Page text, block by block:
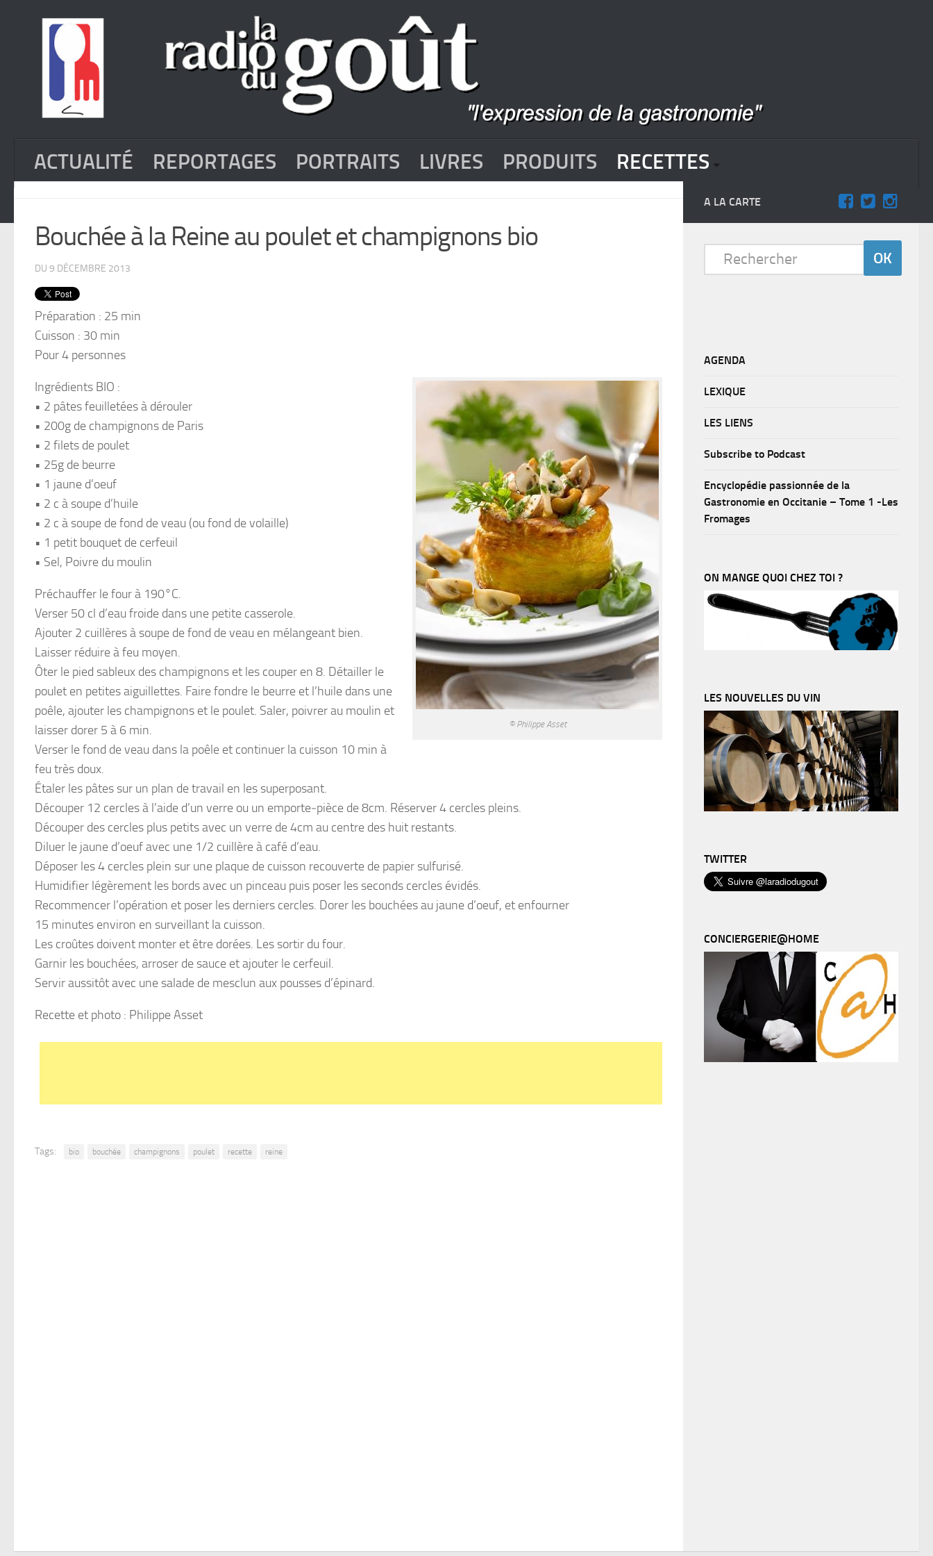
ACTUALITÉ REPORTAGES PORTRAITS LIVRES PRODUITS RECETTES
Bouchée à la Reine au poulet et champignons bio
DU 9 DÉCEMBRE 2013
Préparation : 25 min
Cuisson : 30 min
Pour 4 personnes
© Philippe Asset
Ingrédients BIO :
• 2 pâtes feuilletées à dérouler
• 200g de champignons de Paris
• 2 filets de poulet
• 25g de beurre
• 1 jaune d’oeuf
• 2 c à soupe d’huile
• 2 c à soupe de fond de veau (ou fond de volaille)
• 1 petit bouquet de cerfeuil
• Sel, Poivre du moulin
Préchauffer le four à 190°C.
Verser 50 cl d’eau froide dans une petite casserole.
Ajouter 2 cuillères à soupe de fond de veau en mélangeant bien.
Laisser réduire à feu moyen.
Ôter le pied sableux des champignons et les couper en 8. Détailler le
poulet en petites aiguillettes. Faire fondre le beurre et l’huile dans une
poêle, ajouter les champignons et le poulet. Saler, poivrer au moulin et
laisser dorer 5 à 6 min.
Verser le fond de veau dans la poêle et continuer la cuisson 10 min à
feu très doux.
Étaler les pâtes sur un plan de travail en les superposant.
Découper 12 cercles à l’aide d’un verre ou un emporte‐pièce de 8cm. Réserver 4 cercles pleins.
Découper des cercles plus petits avec un verre de 4cm au centre des huit restants.
Diluer le jaune d’oeuf avec une 1/2 cuillère à café d’eau.
Déposer les 4 cercles plein sur une plaque de cuisson recouverte de papier sulfurisé.
Humidifier légèrement les bords avec un pinceau puis poser les seconds cercles évidés.
Recommencer l’opération et poser les derniers cercles. Dorer les bouchées au jaune d’oeuf, et enfourner
15 minutes environ en surveillant la cuisson.
Les croûtes doivent monter et être dorées. Les sortir du four.
Garnir les bouchées, arroser de sauce et ajouter le cerfeuil.
Servir aussitôt avec une salade de mesclun aux pousses d’épinard.
Recette et photo : Philippe Asset
Tags: bio bouchée champignons poulet recette reine
A LA CARTE
AGENDA
LEXIQUE
LES LIENS
Subscribe to Podcast
Encyclopédie passionnée de la
Gastronomie en Occitanie – Tome 1 -Les
Fromages
ON MANGE QUOI CHEZ TOI ?
LES NOUVELLES DU VIN
TWITTER
CONCIERGERIE@HOME